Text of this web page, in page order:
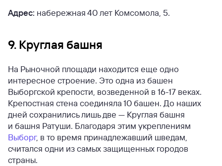
Адрес: набережная 40 лет Комсомола, 5.
9. Круглая башня
На Рыночной площади находится еще одно
интересное строение. Это одна из башен
Выборгской крепости, возведенной в 16-17 веках.
Крепостная стена соединяла 10 башен. До наших
дней сохранились лишь две — Круглая башня
и башня Ратуши. Благодаря этим укреплениям
Выборг, в то время принадлежавший шведам,
считался одни из самых защищенных городов
страны.